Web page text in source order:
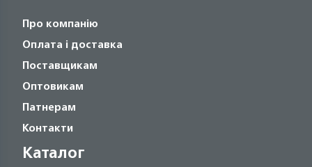
Про компанію
Оплата і доставка
Поставщикам
Оптовикам
Патнерам
Контакти
Каталог